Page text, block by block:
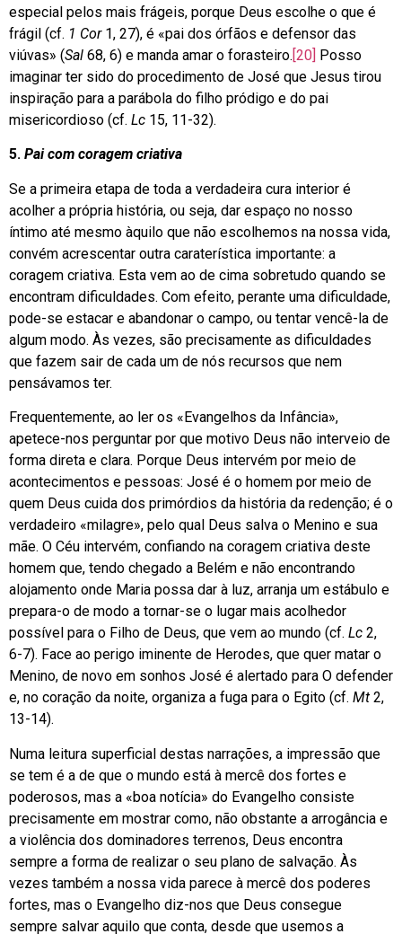
especial pelos mais frágeis, porque Deus escolhe o que é
frágil (cf. 1 Cor1, 27), é «pai dos órfãos e defensor das
viúvas» (Sal 68, 6) e manda amar o forasteiro.[20] Posso
imaginar ter sido do procedimento de José que Jesus tirou
inspiração para a parábola do filho pródigo e do pai
misericordioso (cf. Lc 15, 11-32).
5. Pai com coragem criativa
Se a primeira etapa de toda a verdadeira cura interior é
acolher a própria história, ou seja, dar espaço no nosso
íntimo até mesmo àquilo que não escolhemos na nossa vida,
convém acrescentar outra caraterística importante: a
coragem criativa. Esta vem ao de cima sobretudo quando se
encontram dificuldades. Com efeito, perante uma dificuldade,
pode-se estacar e abandonar o campo, ou tentar vencê-la de
algum modo. Às vezes, são precisamente as dificuldades
que fazem sair de cada um de nós recursos que nem
pensávamos ter.
Frequentemente, ao ler os «Evangelhos da Infância»,
apetece-nos perguntar por que motivo Deus não interveio de
forma direta e clara. Porque Deus intervém por meio de
acontecimentos e pessoas: José é o homem por meio de
quem Deus cuida dos primórdios da história da redenção; é o
verdadeiro «milagre», pelo qual Deus salva o Menino e sua
mãe. O Céu intervém, confiando na coragem criativa deste
homem que, tendo chegado a Belém e não encontrando
alojamento onde Maria possa dar à luz, arranja um estábulo e
prepara-o de modo a tornar-se o lugar mais acolhedor
possível para o Filho de Deus, que vem ao mundo (cf. Lc 2,
6-7). Face ao perigo iminente de Herodes, que quer matar o
Menino, de novo em sonhos José é alertado para O defender
e, no coração da noite, organiza a fuga para o Egito (cf. Mt 2,
13-14).
Numa leitura superficial destas narrações, a impressão que
se tem é a de que o mundo está à mercê dos fortes e
poderosos, mas a «boa notícia» do Evangelho consiste
precisamente em mostrar como, não obstante a arrogância e
a violência dos dominadores terrenos, Deus encontra
sempre a forma de realizar o seu plano de salvação. Às
vezes também a nossa vida parece à mercê dos poderes
fortes, mas o Evangelho diz-nos que Deus consegue
sempre salvar aquilo que conta, desde que usemos a